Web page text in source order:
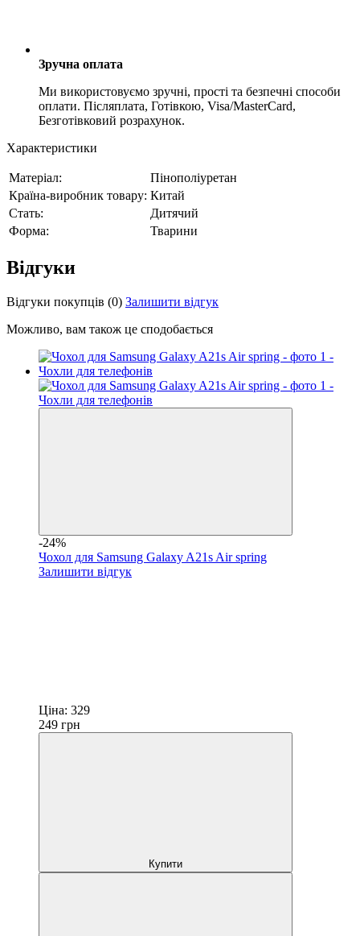
Зручна оплата
Ми використовуємо зручні, прості та безпечні способи
оплати. Післяплата, Готівкою, Visa/MasterCard,
Безготівковий розрахунок.
Характеристики
Матеріал:
Пінополіуретан
Країна-виробник товару: Китай
Стать:
Дитячий
Форма:
Тварини
Відгуки
Відгуки покупців (0) Залишити відгук
Можливо, вам також це сподобається
-24%
Чохол для Samsung Galaxy A21s Air spring
Залишити відгук
Ціна: 329
249 грн
Купити